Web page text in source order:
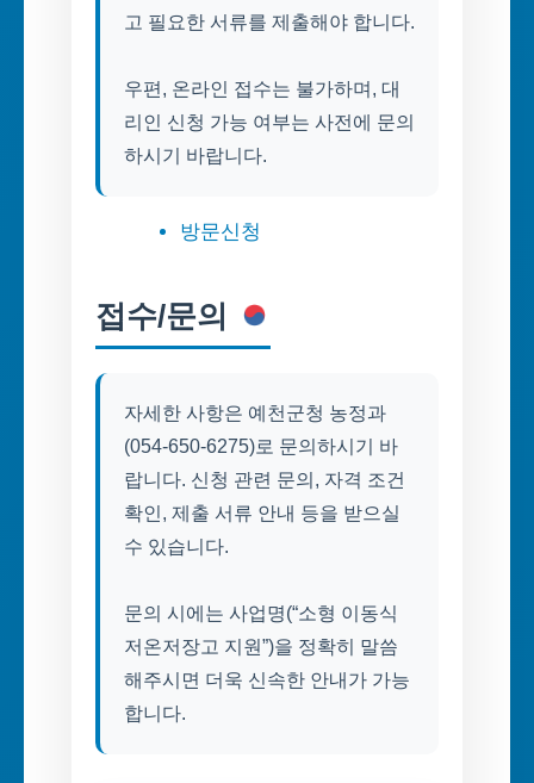
고 필요한 서류를 제출해야 합니다.
우편, 온라인 접수는 불가하며, 대
리인 신청 가능 여부는 사전에 문의
하시기 바랍니다.
방문신청
접수/문의
자세한 사항은 예천군청 농정과
(054-650-6275)로 문의하시기 바
랍니다. 신청 관련 문의, 자격 조건
확인, 제출 서류 안내 등을 받으실
수 있습니다.
문의 시에는 사업명(“소형 이동식
저온저장고 지원”)을 정확히 말씀
해주시면 더욱 신속한 안내가 가능
합니다.